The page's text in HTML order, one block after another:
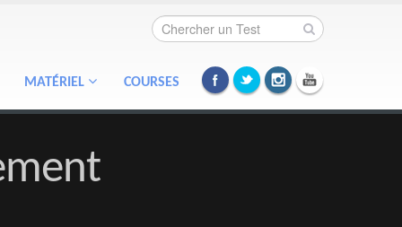
MATÉRIEL COURSES